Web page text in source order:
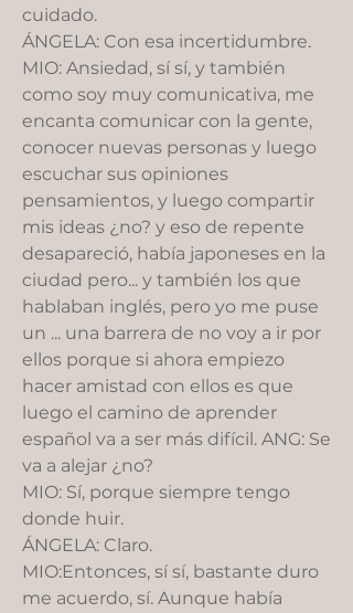
cuidado.
ÁNGELA: Con esa incertidumbre.
MIO: Ansiedad, sí sí, y también
como soy muy comunicativa, me
encanta comunicar con la gente,
conocer nuevas personas y luego
escuchar sus opiniones
pensamientos, y luego compartir
mis ideas ¿no? y eso de repente
desapareció, había japoneses en la
ciudad pero... y también los que
hablaban inglés, pero yo me puse
un ... una barrera de no voy a ir por
ellos porque si ahora empiezo
hacer amistad con ellos es que
luego el camino de aprender
español va a ser más difícil. ANG: Se
va a alejar ¿no?
MIO: Sí, porque siempre tengo
donde huir.
ÁNGELA: Claro.
MIO:Entonces, sí sí, bastante duro
me acuerdo, sí. Aunque había